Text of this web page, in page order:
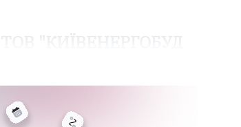
ТОВ "КИЇВЕНЕРГОБУД